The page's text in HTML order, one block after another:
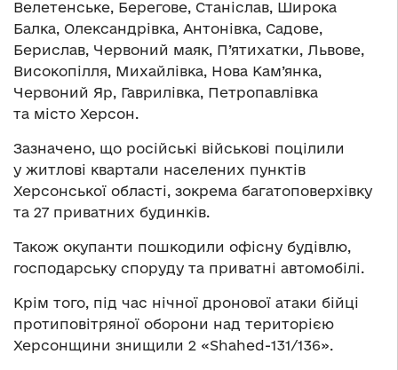
Велетенське, Берегове, Станіслав, Широка
Балка, Олександрівка, Антонівка, Садове,
Берислав, Червоний маяк, П’ятихатки, Львове,
Високопілля, Михайлівка, Нова Кам’янка,
Червоний Яр, Гаврилівка, Петропавлівка
та місто Херсон.
Зазначено, що російські військові поцілили
у житлові квартали населених пунктів
Херсонської області, зокрема багатоповерхівку
та 27 приватних будинків.
Також окупанти пошкодили офісну будівлю,
господарську споруду та приватні автомобілі.
Крім того, під час нічної дронової атаки бійці
протиповітряної оборони над територією
Херсонщини знищили 2 «Shahed-131/136».